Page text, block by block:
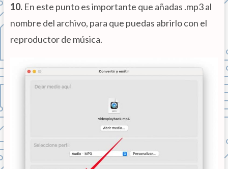
10.En este punto es importante que añadas .mp3 al
nombre del archivo, para que puedas abrirlo con el
reproductor de música.